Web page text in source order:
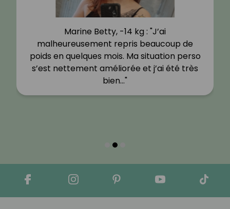
Marine Betty, -14 kg : "J’ai
malheureusement repris beaucoup de
poids en quelques mois. Ma situation perso
s’est nettement améliorée et j’ai été très
bien…"